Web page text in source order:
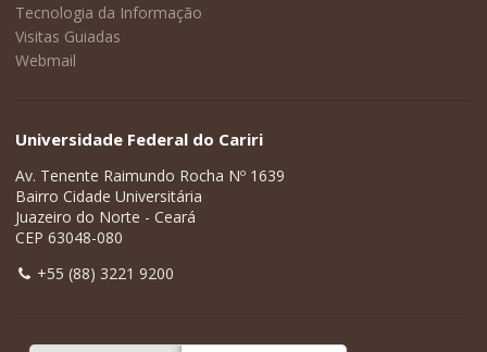
Tecnologia da Informação
Visitas Guiadas
Webmail
Universidade Federal do Cariri
Av. Tenente Raimundo Rocha Nº 1639
Bairro Cidade Universitária
Juazeiro do Norte - Ceará
CEP 63048-080
+55 (88) 3221 9200